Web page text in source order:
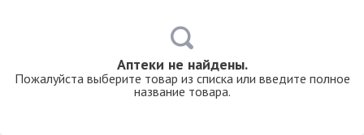
Аптеки не найдены.
Пожалуйста выберите товар из списка или введите полное
название товара.